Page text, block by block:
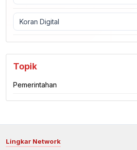
Koran Digital
Topik
Pemerintahan
Lingkar Network